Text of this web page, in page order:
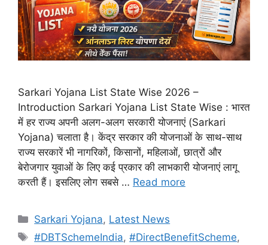
Sarkari Yojana List State Wise 2026 –
Introduction Sarkari Yojana List State Wise : भारत
में हर राज्य अपनी अलग-अलग सरकारी योजनाएं (Sarkari
Yojana) चलाता है। केंद्र सरकार की योजनाओं के साथ-साथ
राज्य सरकारें भी नागरिकों, किसानों, महिलाओं, छात्रों और
बेरोजगार युवाओं के लिए कई प्रकार की लाभकारी योजनाएं लागू
करती हैं। इसलिए लोग सबसे … Read more
Categories
Sarkari Yojana, Latest News
Tags
#DBTSchemeIndia,#DirectBenefitScheme,